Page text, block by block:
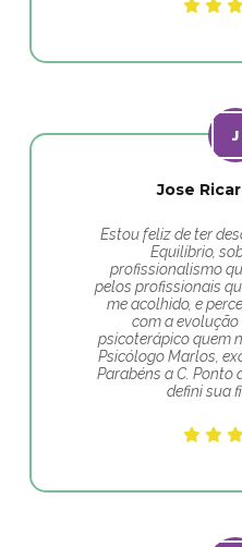
Jose
Estou feliz de ter
Equilíbrio,
profissionalismo
pelos profissionais
me acolhido, e
com a
psicoterápico quem
Psicólogo Marlos,
Parabéns a C. Ponto
defini sua